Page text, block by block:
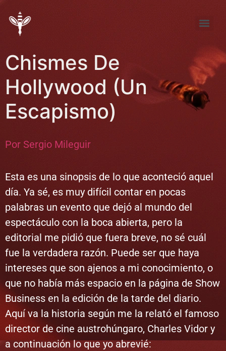
Chismes De
Hollywood (Un
Escapismo)
Por Sergio Mileguir
Esta es una sinopsis de lo que aconteció aquel
día. Ya sé, es muy difícil contar en pocas
palabras un evento que dejó al mundo del
espectáculo con la boca abierta, pero la
editorial me pidió que fuera breve, no sé cuál
fue la verdadera razón. Puede ser que haya
intereses que son ajenos a mi conocimiento, o
que no había más espacio en la página de Show
Business en la edición de la tarde del diario.
Aquí va la historia según me la relató el famoso
director de cine austrohúngaro, Charles Vidor y
a continuación lo que yo abrevié: